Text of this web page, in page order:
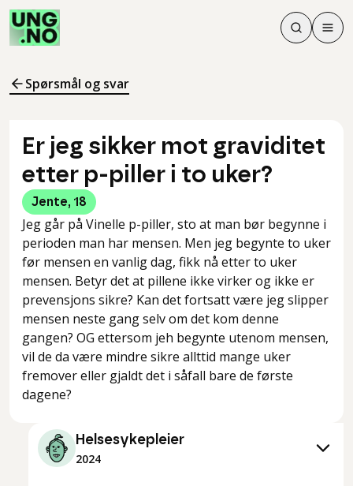
Søk
Søk
Meny
Spørsmål og svar
Er jeg sikker mot graviditet
etter p-piller i to uker?
Jente, 18
Jeg går på Vinelle p-piller, sto at man bør begynne i
perioden man har mensen. Men jeg begynte to uker
før mensen en vanlig dag, fikk nå etter to uker
mensen. Betyr det at pillene ikke virker og ikke er
prevensjons sikre? Kan det fortsatt være jeg slipper
mensen neste gang selv om det kom denne
gangen? OG ettersom jeh begynte utenom mensen,
vil de da være mindre sikre allttid mange uker
fremover eller gjaldt det i såfall bare de første
dagene?
Helsesykepleier
2024